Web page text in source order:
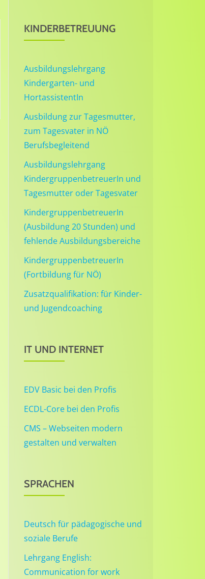
KINDERBETREUUNG
Ausbildungslehrgang
Kindergarten- und
HortassistentIn
Ausbildung zur Tagesmutter,
zum Tagesvater in NÖ
Berufsbegleitend
Ausbildungslehrgang
KindergruppenbetreuerIn und
Tagesmutter oder Tagesvater
KindergruppenbetreuerIn
(Ausbildung 20 Stunden) und
fehlende Ausbildungsbereiche
KindergruppenbetreuerIn
(Fortbildung für NÖ)
Zusatzqualifikation: für Kinder-
und Jugendcoaching
IT UND INTERNET
EDV Basic bei den Profis
ECDL-Core bei den Profis
CMS – Webseiten modern
gestalten und verwalten
SPRACHEN
Deutsch für pädagogische und
soziale Berufe
Lehrgang English:
Communication for work